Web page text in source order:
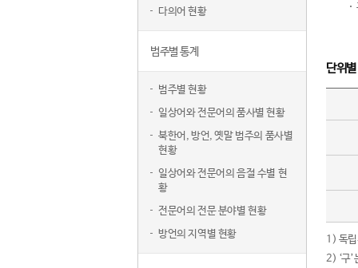
다의어 현황
범주별 통계
범주별 현황
일상어와 전문어의 품사별 현황
북한어, 방언, 옛말 범주의 품사별
현황
일상어와 전문어의 음절 수별 현
황
전문어의 전문 분야별 현황
방언의 지역별 현황
단위
1) 독립
2) ‘구